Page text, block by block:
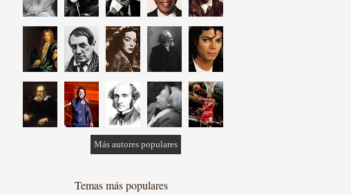
Más autores populares
Temas más populares